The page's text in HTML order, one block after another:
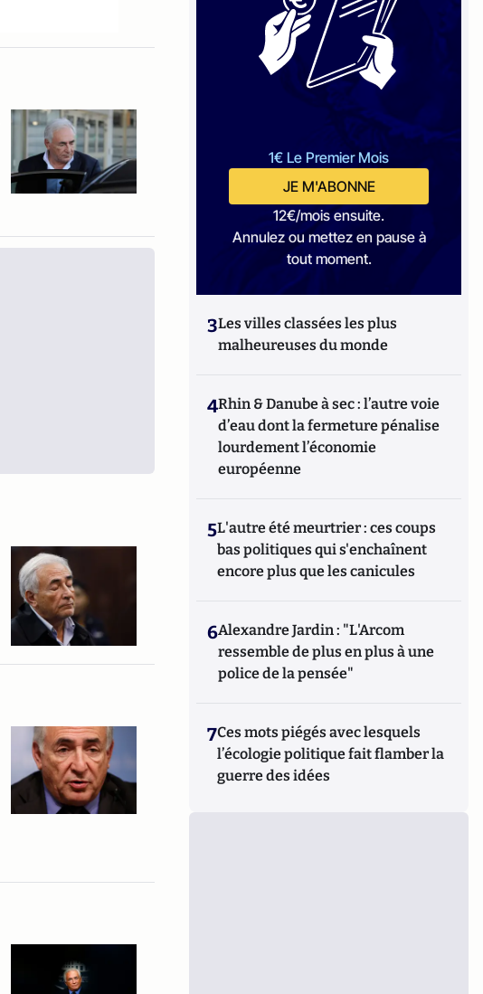
1€ Le Premier Mois
JE M'ABONNE
12€/mois ensuite.
Annulez ou mettez en pause à
tout moment.
3Les villes classées les plus
malheureuses du monde
4Rhin & Danube à sec : l’autre voie
d’eau dont la fermeture pénalise
lourdement l’économie
européenne
5L'autre été meurtrier : ces coups
bas politiques qui s'enchaînent
encore plus que les canicules
6Alexandre Jardin : "L'Arcom
ressemble de plus en plus à une
police de la pensée"
7Ces mots piégés avec lesquels
l’écologie politique fait flamber la
guerre des idées